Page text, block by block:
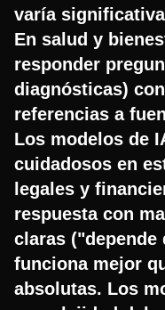
varía
En salud y
responder
diagnósticas)
referencias a
Los modelos de
cuidadosos en
legales y
respuesta con
claras ("depende
funciona mejor
absolutas. Los